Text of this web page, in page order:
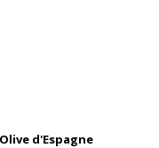
d'Espagne